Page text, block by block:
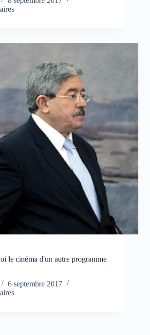
le cinéma d'un autre programme
6 septembre 2017